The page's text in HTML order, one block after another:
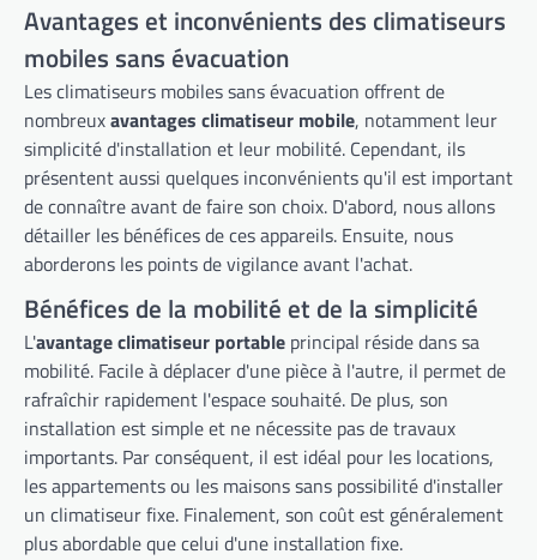
Avantages et inconvénients des climatiseurs
mobiles sans évacuation
Les climatiseurs mobiles sans évacuation offrent de
nombreuxavantages climatiseur mobile, notamment leur
simplicité d'installation et leur mobilité. Cependant, ils
présentent aussi quelques inconvénients qu'il est important
de connaître avant de faire son choix. D'abord, nous allons
détailler les bénéfices de ces appareils. Ensuite, nous
aborderons les points de vigilance avant l'achat.
Bénéfices de la mobilité et de la simplicité
L'avantage climatiseur portable principal réside dans sa
mobilité. Facile à déplacer d'une pièce à l'autre, il permet de
rafraîchir rapidement l'espace souhaité. De plus, son
installation est simple et ne nécessite pas de travaux
importants. Par conséquent, il est idéal pour les locations,
les appartements ou les maisons sans possibilité d'installer
un climatiseur fixe. Finalement, son coût est généralement
plus abordable que celui d'une installation fixe.